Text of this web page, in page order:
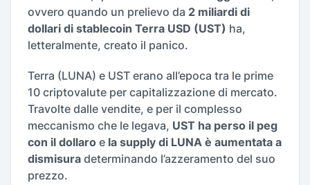
ovvero quando un prelievo da 2 miliardi di
dollari di stablecoin Terra USD (UST) ha,
letteralmente, creato il panico.
Terra (LUNA) e UST erano all’epoca tra le prime
10 criptovalute per capitalizzazione di mercato.
Travolte dalle vendite, e per il complesso
meccanismo che le legava, UST ha perso il peg
con il dollaro e la supply di LUNA è aumentata a
dismisura determinando l’azzeramento del suo
prezzo.